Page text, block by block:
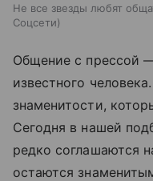
Не все звезды любят
Соцсети
Общение с прессой
известного
знаменитости,
Сегодня в нашей
редко соглашаются
остаются